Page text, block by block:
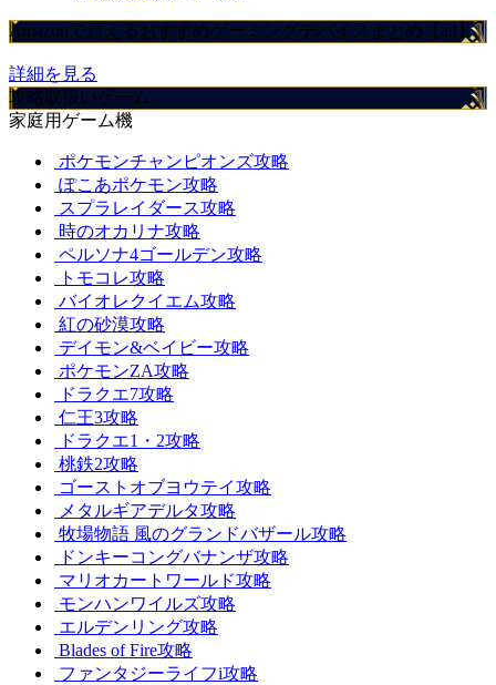
Amazonで買えるおすすめゲーミングデバイスまとめ【ad】
詳細を見る
攻略取扱いゲーム
家庭用ゲーム機
ポケモンチャンピオンズ攻略
ぽこあポケモン攻略
スプラレイダース攻略
時のオカリナ攻略
ペルソナ4ゴールデン攻略
トモコレ攻略
バイオレクイエム攻略
紅の砂漠攻略
デイモン&ベイビー攻略
ポケモンZA攻略
ドラクエ7攻略
仁王3攻略
ドラクエ1・2攻略
桃鉄2攻略
ゴーストオブヨウテイ攻略
メタルギアデルタ攻略
牧場物語 風のグランドバザール攻略
ドンキーコングバナンザ攻略
マリオカートワールド攻略
モンハンワイルズ攻略
エルデンリング攻略
Blades of Fire攻略
ファンタジーライフi攻略